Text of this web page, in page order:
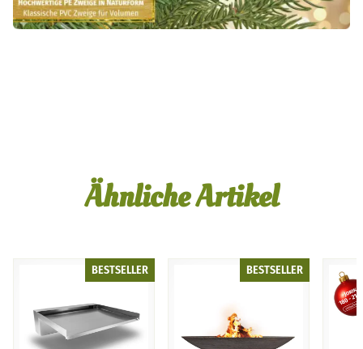
Ähnliche Artikel
BESTSELLER BESTSELLER